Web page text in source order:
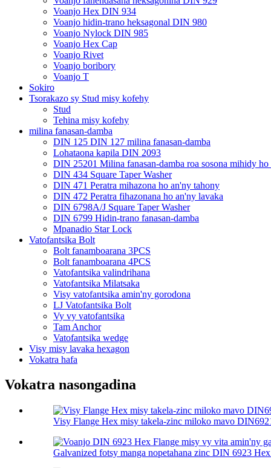
Voanjo Hex DIN 934
Voanjo hidin-trano heksagonal DIN 980
Voanjo Nylock DIN 985
Voanjo Hex Cap
Voanjo Rivet
Voanjo boribory
Voanjo T
Sokiro
Tsorakazo sy Stud misy kofehy
Stud
Tehina misy kofehy
milina fanasan-damba
DIN 125 DIN 127 milina fanasan-damba
Lohataona kapila DIN 2093
DIN 25201 Milina fanasan-damba roa sosona mihidy ho
DIN 434 Square Taper Washer
DIN 471 Peratra mihazona ho an'ny tahony
DIN 472 Peratra fihazonana ho an'ny lavaka
DIN 6798A/J Square Taper Washer
DIN 6799 Hidin-trano fanasan-damba
Mpanadio Star Lock
Vatofantsika Bolt
Bolt fanamboarana 3PCS
Bolt fanamboarana 4PCS
Vatofantsika valindrihana
Vatofantsika Milatsaka
Visy vatofantsika amin'ny gorodona
LJ Vatofantsika Bolt
Vy vy vatofantsika
Tam Anchor
Vatofantsika wedge
Visy misy lavaka hexagon
Vokatra hafa
Vokatra nasongadina
Visy Flange Hex misy takela-zinc miloko mavo
Galvanized fotsy manga nopetahana zinc DIN 6923